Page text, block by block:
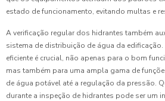
estado de funcionamento, evitando multas e
A verificação regular dos hidrantes também
sistema de distribuição de água da
eficiente é crucial, não apenas para o bom
mas também para uma ampla gama de
de água potável até a regulação da pressão.
durante a inspeção de hidrantes pode ser um